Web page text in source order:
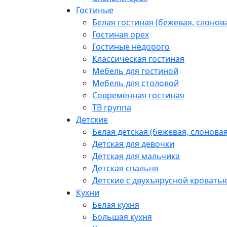
Гостиные
Белая гостиная (бежевая,
Гостиная орех
Гостиные недорого
Классическая гостиная
Мебель для гостиной
Мебель для столовой
Современная гостиная
ТВ группа
Детские
Белая детская (бежевая,
Детская для девочки
Детская для мальчика
Детская спальня
Детские с двухъярусной
Кухни
Белая кухня
Большая кухня